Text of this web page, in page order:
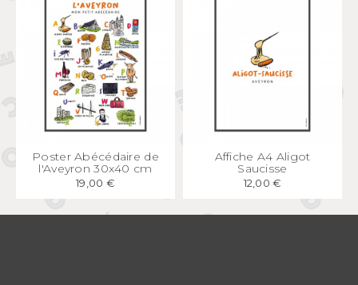
APERÇU RAPIDE
Poster Abécédaire de
l'Aveyron 30x40 cm
19,00 €
APERÇU RAPIDE
Affiche A4 Aligot
Saucisse
12,00 €